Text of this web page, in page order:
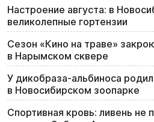
Настроение августа: в
великолепные гортензии
Сезон «Кино на траве»
в Нарымском сквере
У дикобраза-альбиноса
в Новосибирском зоопарке
Спортивная кровь: ливень